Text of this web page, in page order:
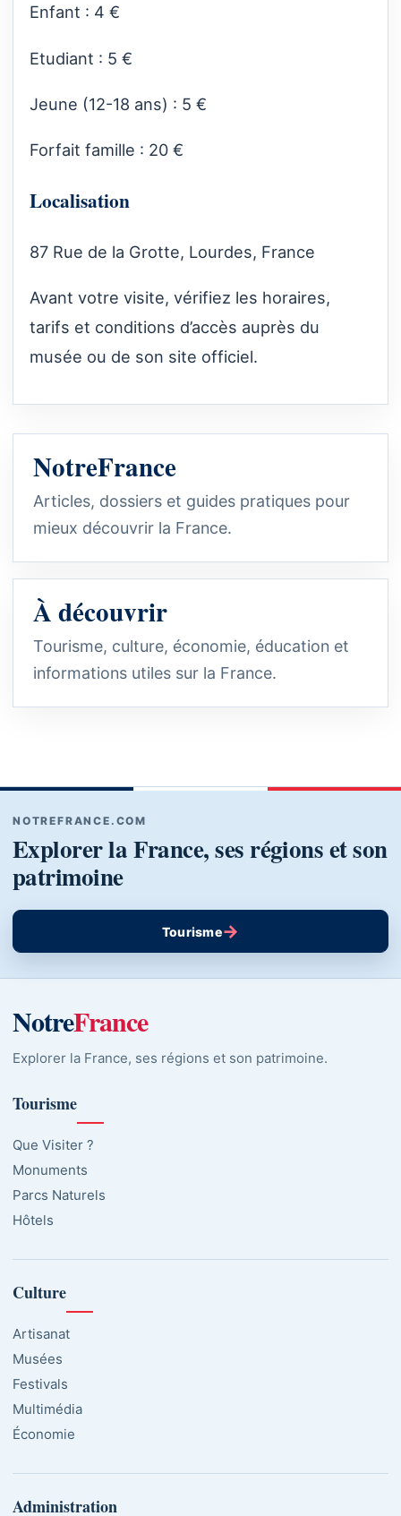
Enfant : 4 €
Etudiant : 5 €
Jeune (12-18 ans) : 5 €
Forfait famille : 20 €
Localisation
87 Rue de la Grotte, Lourdes, France
Avant votre visite, vérifiez les horaires,
tarifs et conditions d’accès auprès du
musée ou de son site officiel.
NotreFrance
Articles, dossiers et guides pratiques pour
mieux découvrir la France.
À découvrir
Tourisme, culture, économie, éducation et
informations utiles sur la France.
NOTREFRANCE.COM
Explorer la France, ses régions et son
patrimoine
Tourisme→
NotreFrance
Explorer la France, ses régions et son patrimoine.
Tourisme
Que Visiter ?
Monuments
Parcs Naturels
Hôtels
Culture
Artisanat
Musées
Festivals
Multimédia
Économie
Administration